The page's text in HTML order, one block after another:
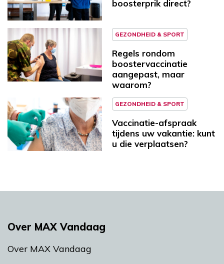
boosterprik direct?
GEZONDHEID & SPORT
Regels rondom
boostervaccinatie
aangepast, maar
waarom?
GEZONDHEID & SPORT
Vaccinatie-afspraak
tijdens uw vakantie: kunt
u die verplaatsen?
Over MAX Vandaag
Over MAX Vandaag